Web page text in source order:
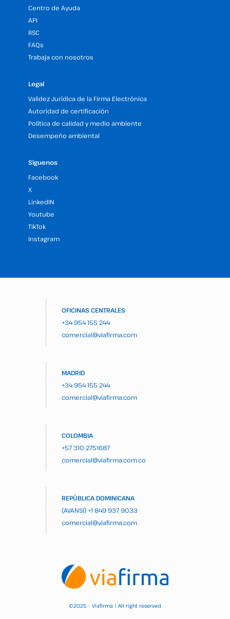
Centro de Ayuda
API
RSC
FAQs
Trabaja con nosotros
Legal
Validez Jurídica de la Firma Electrónica
Autoridad de certificación
Política de calidad y medio ambiente
Desempeño ambiental
Síguenos
Facebook
X
LinkedIN
Youtube
TikTok
Instagram
OFICINAS CENTRALES
+34 954 155 244
comercial@viafirma.com
MADRID
+34 954 155 244
comercial@viafirma.com
COLOMBIA
+57 310 2751687
comercial@viafirma.com.co
REPÚBLICA DOMINICANA
(AVANSI) +1 849 937 9033
comercial@viafirma.com
©2025 – Viafirma | All right reserved